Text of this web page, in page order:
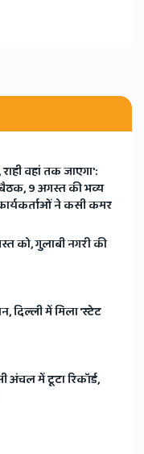
वहां तक जाएगा':
9 अगस्त की भव्य
कार्यकर्ताओं ने कसी कमर
को, गुलाबी नगरी की
दिल्ली में मिला 'स्टेट
अंचल में टूटा रिकॉर्ड,